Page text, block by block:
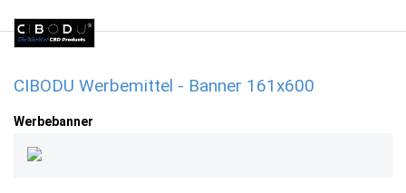
CIBODU Werbemittel - Banner 161x600
Werbebanner